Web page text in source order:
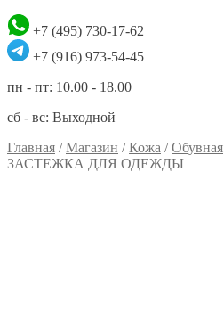
+7 (495) 730-17-62
+7 (916) 973-54-45
пн - пт: 10.00 - 18.00
сб - вс: Выходной
Главная /Магазин /Кожа /Обувная
ЗАСТЕЖКА ДЛЯ ОДЕЖДЫ